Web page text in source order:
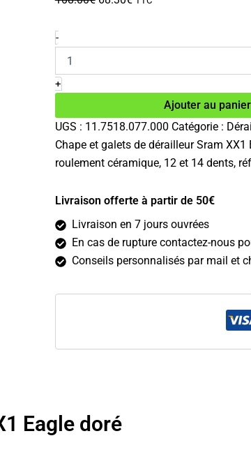
108.00€.68.30€.
-quantité
de
Chape
et
galets
dérailleur
Sram
XX1
Eagle
+
Ajouter au panier
UGS : 11.7518.077.000 Catégorie :
Chape et galets de dérailleur Sram
roulement céramique, 12 et 14 dents,
Livraison offerte à partir de 50€
Livraison en 7 jours ouvrées
En cas de rupture contactez-nous
Conseils personnalisés par mail et
Eagle doré